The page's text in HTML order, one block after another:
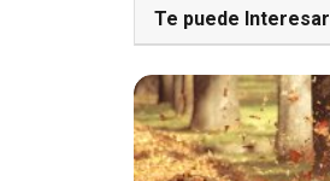
Te puede Interesar